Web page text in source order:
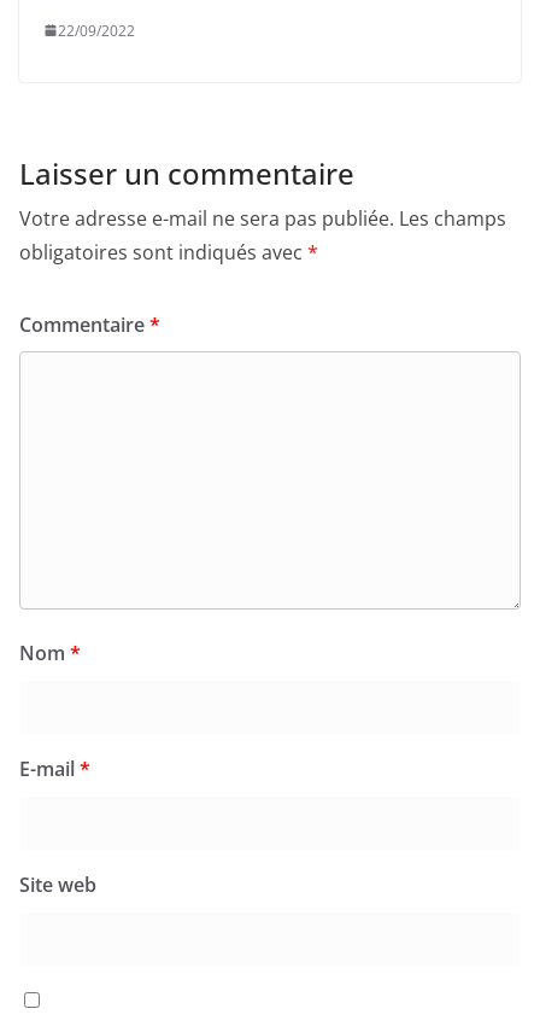
22/09/2022
Laisser un commentaire
Votre adresse e-mail ne sera pas publiée. Les champs
obligatoires sont indiqués avec *
Commentaire*
Nom *
E-mail*
Site web